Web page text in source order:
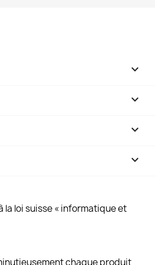



keyboard_arrow_down
la loi suisse « informatique et
chaque produit